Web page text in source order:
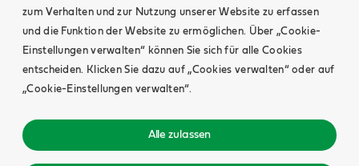
zum Verhalten und zur Nutzung unserer Website zu erfassen
und die Funktion der Website zu ermöglichen. Über „Cookie-
Einstellungen verwalten“ können Sie sich für alle Cookies
entscheiden. Klicken Sie dazu auf „Cookies verwalten“ oder auf
„Cookie-Einstellungen verwalten“.
Alle zulassen